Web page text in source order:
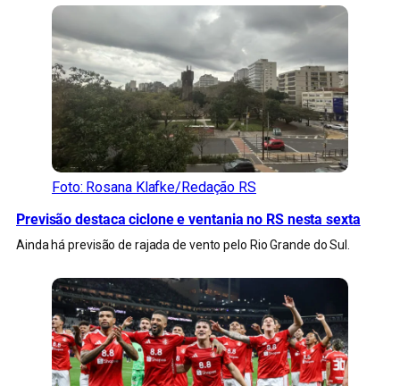
Foto: Rosana Klafke/Redação RS
Previsão destaca ciclone e ventania no RS nesta sexta
Ainda há previsão de rajada de vento pelo Rio Grande do Sul.